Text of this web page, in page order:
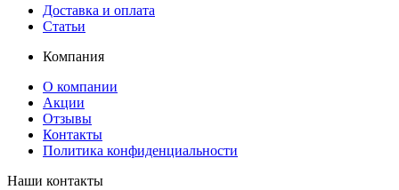
Доставка и оплата
Статьи
Компания
О компании
Акции
Отзывы
Контакты
Политика конфиденциальности
Наши контакты